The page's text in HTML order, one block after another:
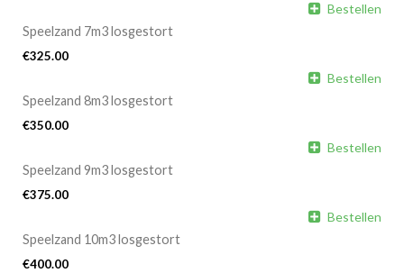
 Bestellen
Speelzand 7m3 losgestort
€325.00
 Bestellen
Speelzand 8m3 losgestort
€350.00
 Bestellen
Speelzand 9m3 losgestort
€375.00
 Bestellen
Speelzand 10m3 losgestort
€400.00